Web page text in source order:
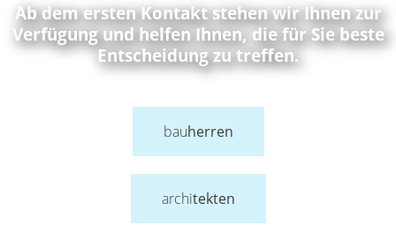
Ab dem ersten Kontakt stehen wir Ihnen zur
Verfügung und helfen Ihnen, die für Sie beste
Entscheidung zu treffen.
bauherren
architekten